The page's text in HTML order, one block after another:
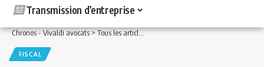
Transmission d’entreprise
Chronos - Vivaldi avocats>Tous les articles >Fiscal>COVID-19 : mesures
FISCAL